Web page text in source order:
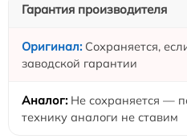
Гарантия производителя
Сохраняется,
заводской гарантии
Не сохраняется —
технику аналоги не ставим